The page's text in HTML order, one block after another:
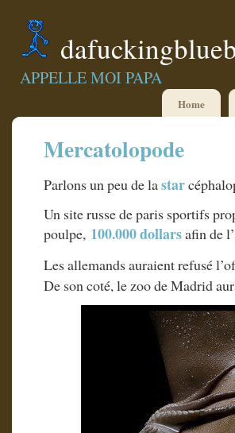
APPELLE MOI PAPA
Home
Mercatolopode
Parlons un peu de lastar
Un site russe de paris sportifs
poulpe, 100.000 dollarsafin de
Les allemands auraient refusé
De son coté, le zoo de Madrid